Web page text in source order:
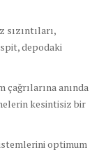
sızıntıları,
depodaki
anında
kesintisiz bir
optimum